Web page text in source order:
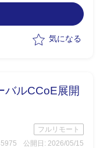
ーへの仕様確認、見
りまとめ、SE積算を
気になる
バルCCoE展開
フルリモート
公開日: 2026/05/15